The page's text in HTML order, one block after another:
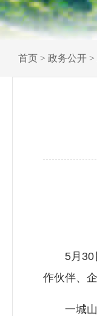
首页 > 政务公开 >
5月30日
作伙伴、
一城山水